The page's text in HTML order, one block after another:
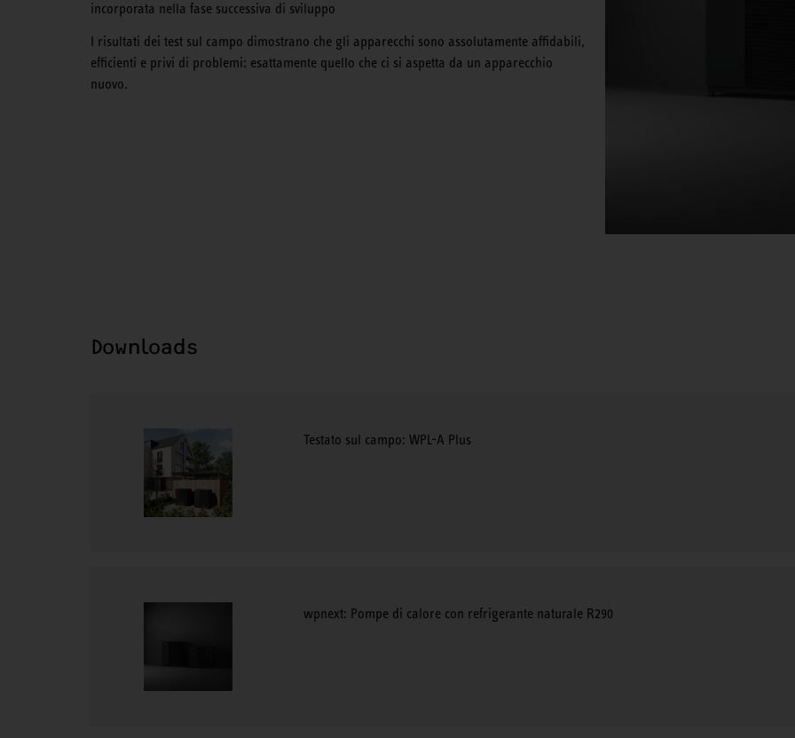
incorporata nella fase successiva di sviluppo
I risultati dei test sul campo dimostrano che gli apparecchi sono assolutamente affidabili,
efficienti e privi di problemi: esattamente quello che ci si aspetta da un apparecchio
nuovo.
Downloads
Testato sul campo: WPL-A Plus
wpnext: Pompe di calore con refrigerante naturale R290